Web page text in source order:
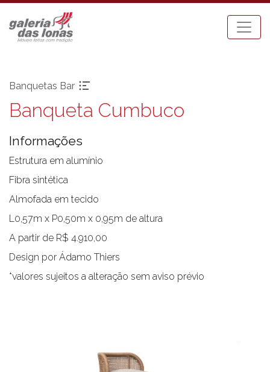
Banquetas Bar
Pronta-entrega
Aparadores
Balanços
Bancos
Cadeiras sem braço
Chaises
Carro Bar
Espreguiçadeiras
Puffs
Banqueta Cumbuco
Informações
Estrutura em alumínio
Fibra sintética
Almofada em tecido
L0,57m x P0,50m x 0,95m de altura
A partir de R$ 4.910,00
Design por Ádamo Thiers
*valores sujeitos a alteração sem aviso prévio